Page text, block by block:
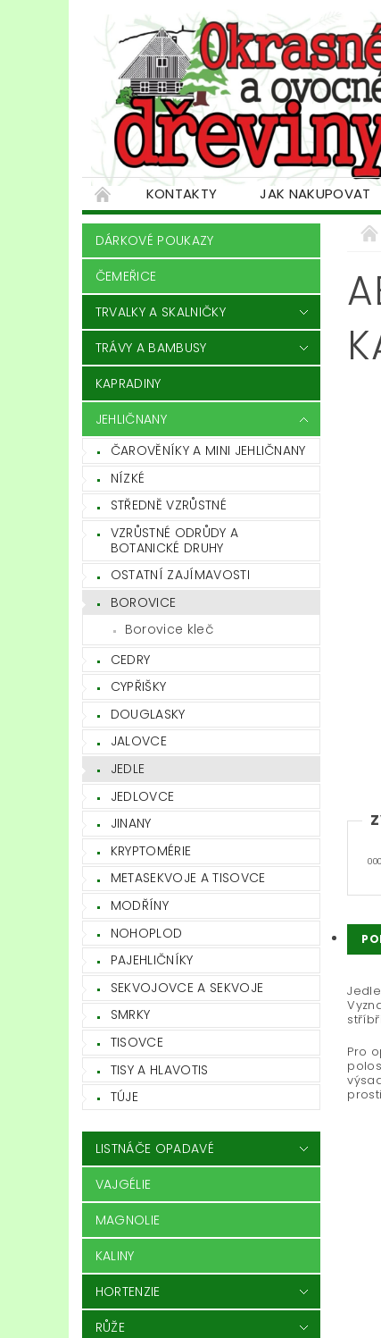
KONTAKTY JAK NAKUPOVAT
DÁRKOVÉ POUKAZY
ČEMEŘICE
TRVALKY A SKALNIČKY
TRÁVY A BAMBUSY
KAPRADINY
JEHLIČNANY
ČAROVĚNÍKY A MINI JEHLIČNANY
NÍZKÉ
STŘEDNĚ VZRŮSTNÉ
VZRŮSTNÉ ODRŮDY A
BOTANICKÉ DRUHY
OSTATNÍ ZAJÍMAVOSTI
BOROVICE
Borovice kleč
CEDRY
CYPŘIŠKY
DOUGLASKY
JALOVCE
JEDLE
JEDLOVCE
JINANY
KRYPTOMÉRIE
METASEKVOJE A TISOVCE
MODŘÍNY
NOHOPLOD
PAJEHLIČNÍKY
SEKVOJOVCE A SEKVOJE
SMRKY
TISOVCE
TISY A HLAVOTIS
TÚJE
LISTNÁČE OPADAVÉ
VAJGÉLIE
MAGNOLIE
KALINY
HORTENZIE
RŮŽE
Pro